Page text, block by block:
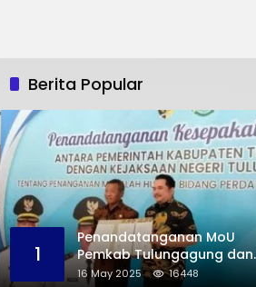
Berita Popular
1
Penandatanganan MoU
Pemkab Tulungagung dan
Kejaksaan Negeri
16 May 2025 16448